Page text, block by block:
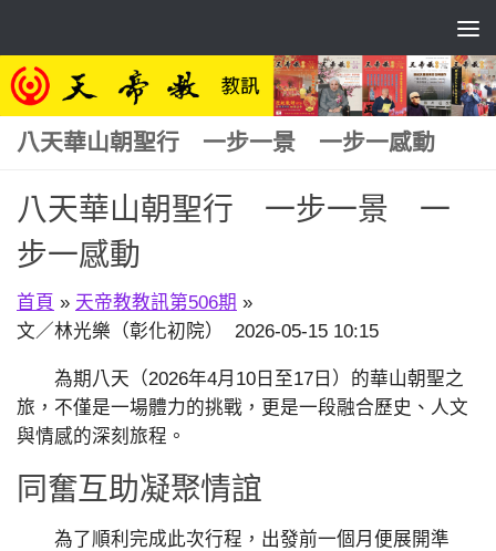
八天華山朝聖行 一步一景 一步一感動
八天華山朝聖行 一步一景 一
步一感動
首頁 » 天帝教教訊第506期 »
文／林光樂（彰化初院） 2026-05-15 10:15
為期八天（2026年4月10日至17日）的華山朝聖之
旅，不僅是一場體力的挑戰，更是一段融合歷史、人文
與情感的深刻旅程。
同奮互助凝聚情誼
為了順利完成此次行程，出發前一個月便展開準